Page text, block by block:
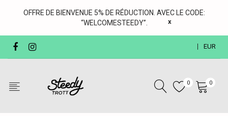
OFFRE DE BIENVENUE 5% DE RÉDUCTION. AVEC LE CODE:
“WELCOMESTEEDY”.
x
EUR
0 0